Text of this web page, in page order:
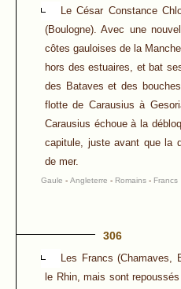
Le César Constance
(Boulogne). Avec une
côtes gauloises de la
hors des estuaires, et bat
des Bataves et des
flotte de Carausius à
Carausius échoue à la
capitule, juste avant que la
de mer.
Gaule - Angleterre - Romains - Francs
306
Les Francs (Chamaves,
le Rhin, mais sont